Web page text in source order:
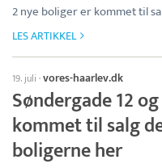
2 nye boliger er kommet til
LES ARTIKKEL
19. juli ·vores-haarlev.dk
Søndergade 12
kommet til salg
boligerne her